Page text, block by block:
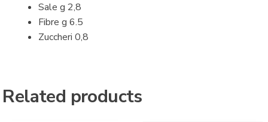
Sale g 2,8
Fibre g 6.5
Zuccheri 0,8
Related products